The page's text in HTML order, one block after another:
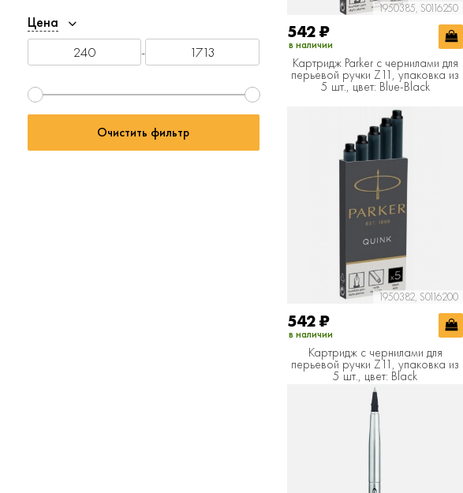
Цена
-
Очистить фильтр
1950385, S0116250
542₽
в наличии
Картридж Parker с чернилами для
перьевой ручки Z11, упаковка из
5 шт., цвет: Blue-Black
1950382, S0116200
542₽
в наличии
Картридж с чернилами для
перьевой ручки Z11, упаковка из
5 шт., цвет: Black